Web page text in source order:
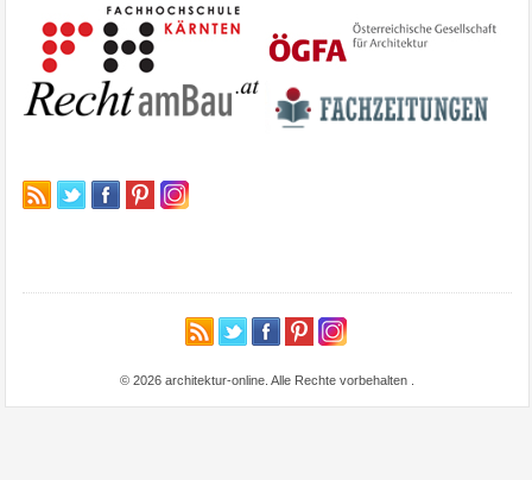
© 2026 architektur-online. Alle Rechte vorbehalten